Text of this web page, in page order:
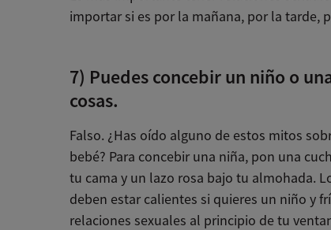
importar si es por la mañana, por la tarde,
7) Puedes concebir un niño o
cosas.
Falso. ¿Has oído alguno de estos mitos
bebé? Para concebir una niña, pon una
tu cama y un lazo rosa bajo tu almohada.
deben estar calientes si quieres un niño y
relaciones sexuales al principio de tu